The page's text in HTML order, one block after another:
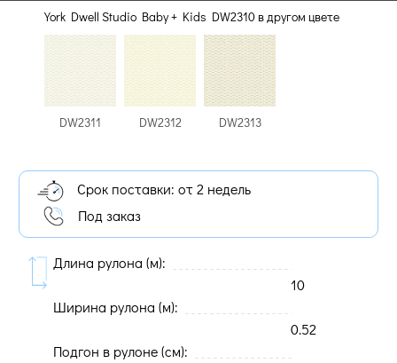
York Dwell Studio Baby + Kids DW2310 в другом цвете
DW2311 DW2312 DW2313
Срок поставки: от 2 недель
Под заказ
Длина рулона (м):
10
Ширина рулона (м):
0.52
Подгон в рулоне (cм):